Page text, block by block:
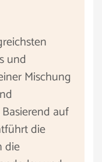
und
Mischung
auf
die
die